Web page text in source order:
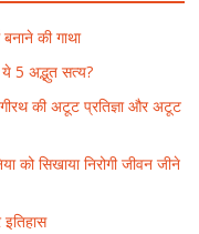
की गाथा
5 अद्भुत सत्य?
की अटूट प्रतिज्ञा और अटूट
को सिखाया निरोगी जीवन जीने
इतिहास